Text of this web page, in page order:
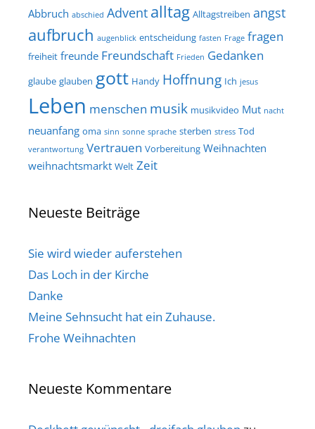
Abbruch abschied Advent alltag Alltagstreiben angst
aufbruch augenblick entscheidung fasten Frage fragen
freiheit freunde Freundschaft Frieden Gedanken
glaube glauben gott Handy Hoffnung Ich jesus
Leben menschen musik musikvideo Mut nacht
neuanfang oma sinn sonne sprache sterben stress Tod
verantwortung Vertrauen Vorbereitung Weihnachten
weihnachtsmarkt Welt Zeit
Neueste Beiträge
Sie wird wieder auferstehen
Das Loch in der Kirche
Danke
Meine Sehnsucht hat ein Zuhause.
Frohe Weihnachten
Neueste Kommentare